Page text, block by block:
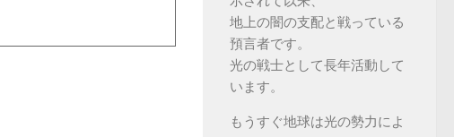
地上の闇の支配と戦っている
預言者です。
光の戦士として長年活動して
います。
もうすぐ地球は光の勢力によ